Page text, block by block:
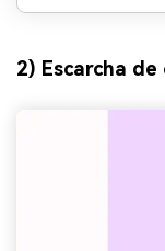
2) Escarcha